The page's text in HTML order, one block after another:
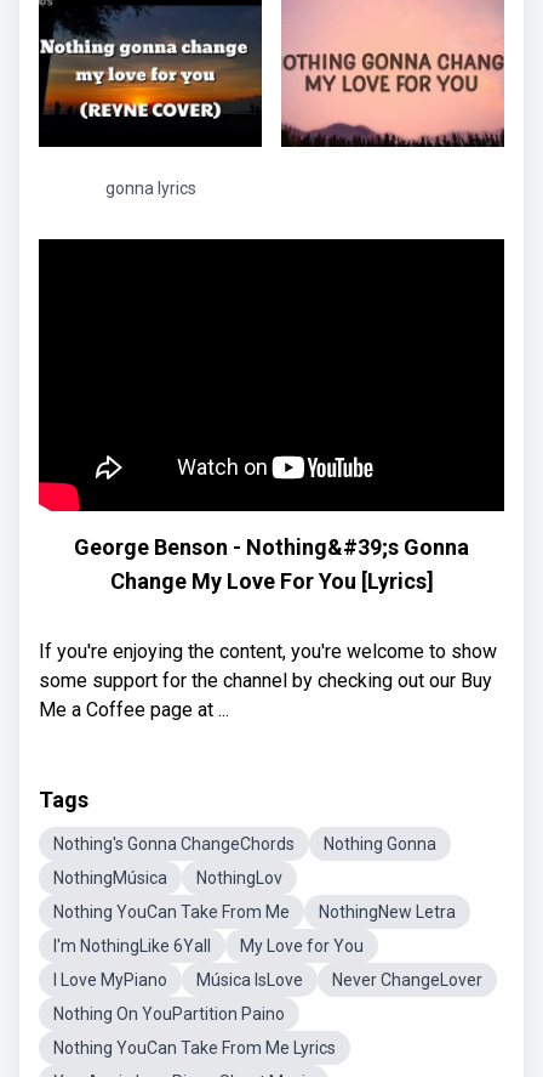
gonna lyrics
George Benson - Nothing&#39;s Gonna
Change My Love For You [Lyrics]
If you're enjoying the content, you're welcome to show
some support for the channel by checking out our Buy
Me a Coffee page at ...
Tags
Nothing's Gonna ChangeChords
Nothing Gonna
NothingMúsica
NothingLov
Nothing YouCan Take From Me
NothingNew Letra
I'm NothingLike 6Yall
My Love for You
I Love MyPiano
Música IsLove
Never ChangeLover
Nothing On YouPartition Paino
Nothing YouCan Take From Me Lyrics